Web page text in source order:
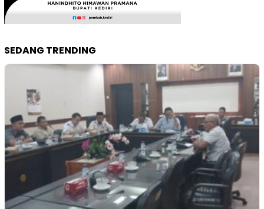
SEDANG TRENDING